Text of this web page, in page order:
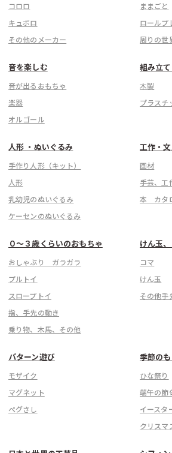
コロロ
キュボロ
その他のメーカー
ままごと
ロールプ
周りの世
音を楽しむ
音が出るおもちゃ
楽器
オルゴール
組み立
木製
プラスチ
人形 ・ぬいぐるみ
手作り人形（キット）
人形
乳幼児のぬいぐるみ
ケーセンのぬいぐるみ
工作・
画材
手芸、工
本 カタ
０〜３歳くらいのおもちゃ
おしゃぶり ガラガラ
プルトイ
スロープトイ
指、手先の動き
乗り物、木馬、その他
けん玉
コマ
けん玉
その他手
パターン遊び
モザイク
マグネット
ぺグさし
季節の
ひな祭り
端午の節
イースタ
クリスマ